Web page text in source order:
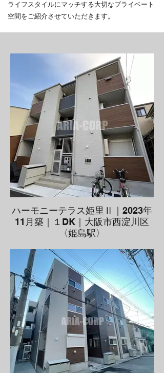
ライフスタイルにマッチする大切なプライベート
空間をご紹介させていただきます。
ハーモニーテラス姫里Ⅱ｜2023年
11月築｜１DK｜大阪市西淀川区
〈姫島駅〉